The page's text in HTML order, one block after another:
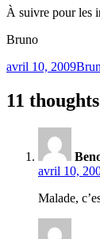
À suivre pour les
Bruno
Publié
avril 10, 2009
11
avril 10,
Malade,